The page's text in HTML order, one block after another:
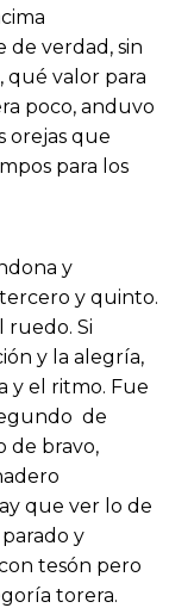
de verdad, sin
qué valor para
poco, anduvo
orejas que
para los
y
y quinto.
ruedo. Si
y la alegría,
y el ritmo. Fue
de
de bravo,
que ver lo de
y
tesón pero
torera.